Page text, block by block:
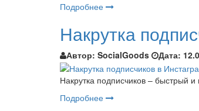
Подробнее
Накрутка
Автор: SocialGoods Дата:
Накрутка подписчиков – быстрый
Подробнее